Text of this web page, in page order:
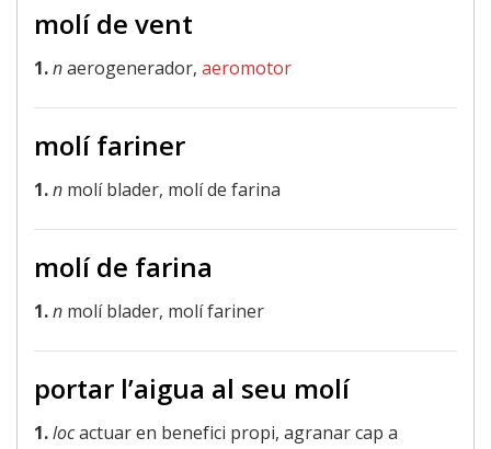
molí de vent
1.naerogenerador, aeromotor
molí fariner
1.n molí blader, molí de farina
molí de farina
1.n molí blader, molí fariner
portar l’aigua al seu molí
1.locactuar en benefici propi, agranar cap a